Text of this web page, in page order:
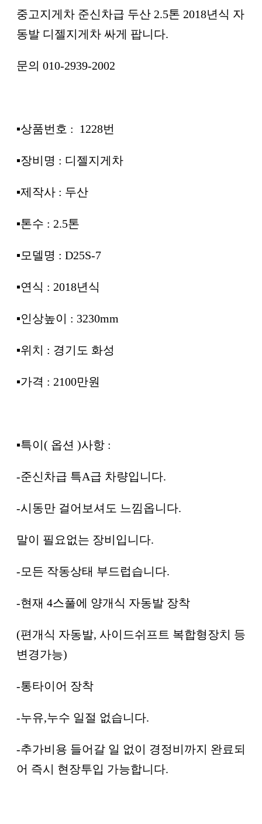
중고지게차 준신차급 두산 2.5톤 2018년식 자
동발 디젤지게차 싸게 팝니다.
문의 010-2939-2002
▪︎상품번호 : 1228번
▪︎장비명 : 디젤지게차
▪︎제작사 : 두산
▪︎톤수 : 2.5톤
▪︎모델명 : D25S-7
▪︎연식 : 2018년식
▪︎인상높이 : 3230mm
▪︎위치 : 경기도 화성
▪︎가격 : 2100만원
▪︎특이( 옵션 )사항 :
-준신차급 특A급 차량입니다.
-시동만 걸어보셔도 느낌옵니다.
말이 필요없는 장비입니다.
-모든 작동상태 부드럽습니다.
-현재 4스풀에 양개식 자동발 장착
(편개식 자동발, 사이드쉬프트 복합형장치 등
변경가능)
-통타이어 장착
-누유,누수 일절 없습니다.
-추가비용 들어갈 일 없이 경정비까지 완료되
어 즉시 현장투입 가능합니다.